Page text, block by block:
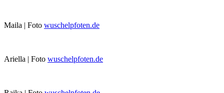
Maila | Foto wuschelpfoten.de
Ariella | Foto wuschelpfoten.de